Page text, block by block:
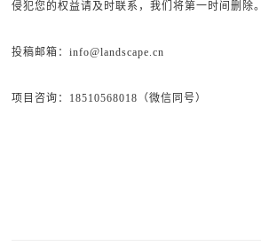
侵犯您的权益请及时联系，我们将第一时间删除。
投稿邮箱：info@landscape.cn
项目咨询：18510568018（微信同号）